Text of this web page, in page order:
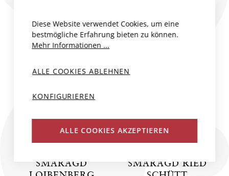
SMARAGD
SMARAGD RIED
Diese Website verwendet Cookies, um eine
bestmögliche Erfahrung bieten zu können.
Mehr Informationen ...
ALLE COOKIES ABLEHNEN
KONFIGURIEREN
ALLE COOKIES AKZEPTIEREN